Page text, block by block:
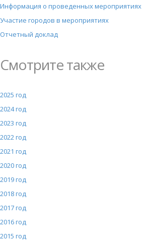
Информация о проведенных мероприятиях
Участие городов в мероприятиях
Отчетный доклад
Смотрите также
2025 год
2024 год
2023 год
2022 год
2021 год
2020 год
2019 год
2018 год
2017 год
2016 год
2015 год